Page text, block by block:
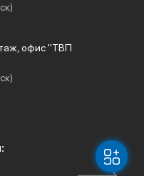
офис "ТВП